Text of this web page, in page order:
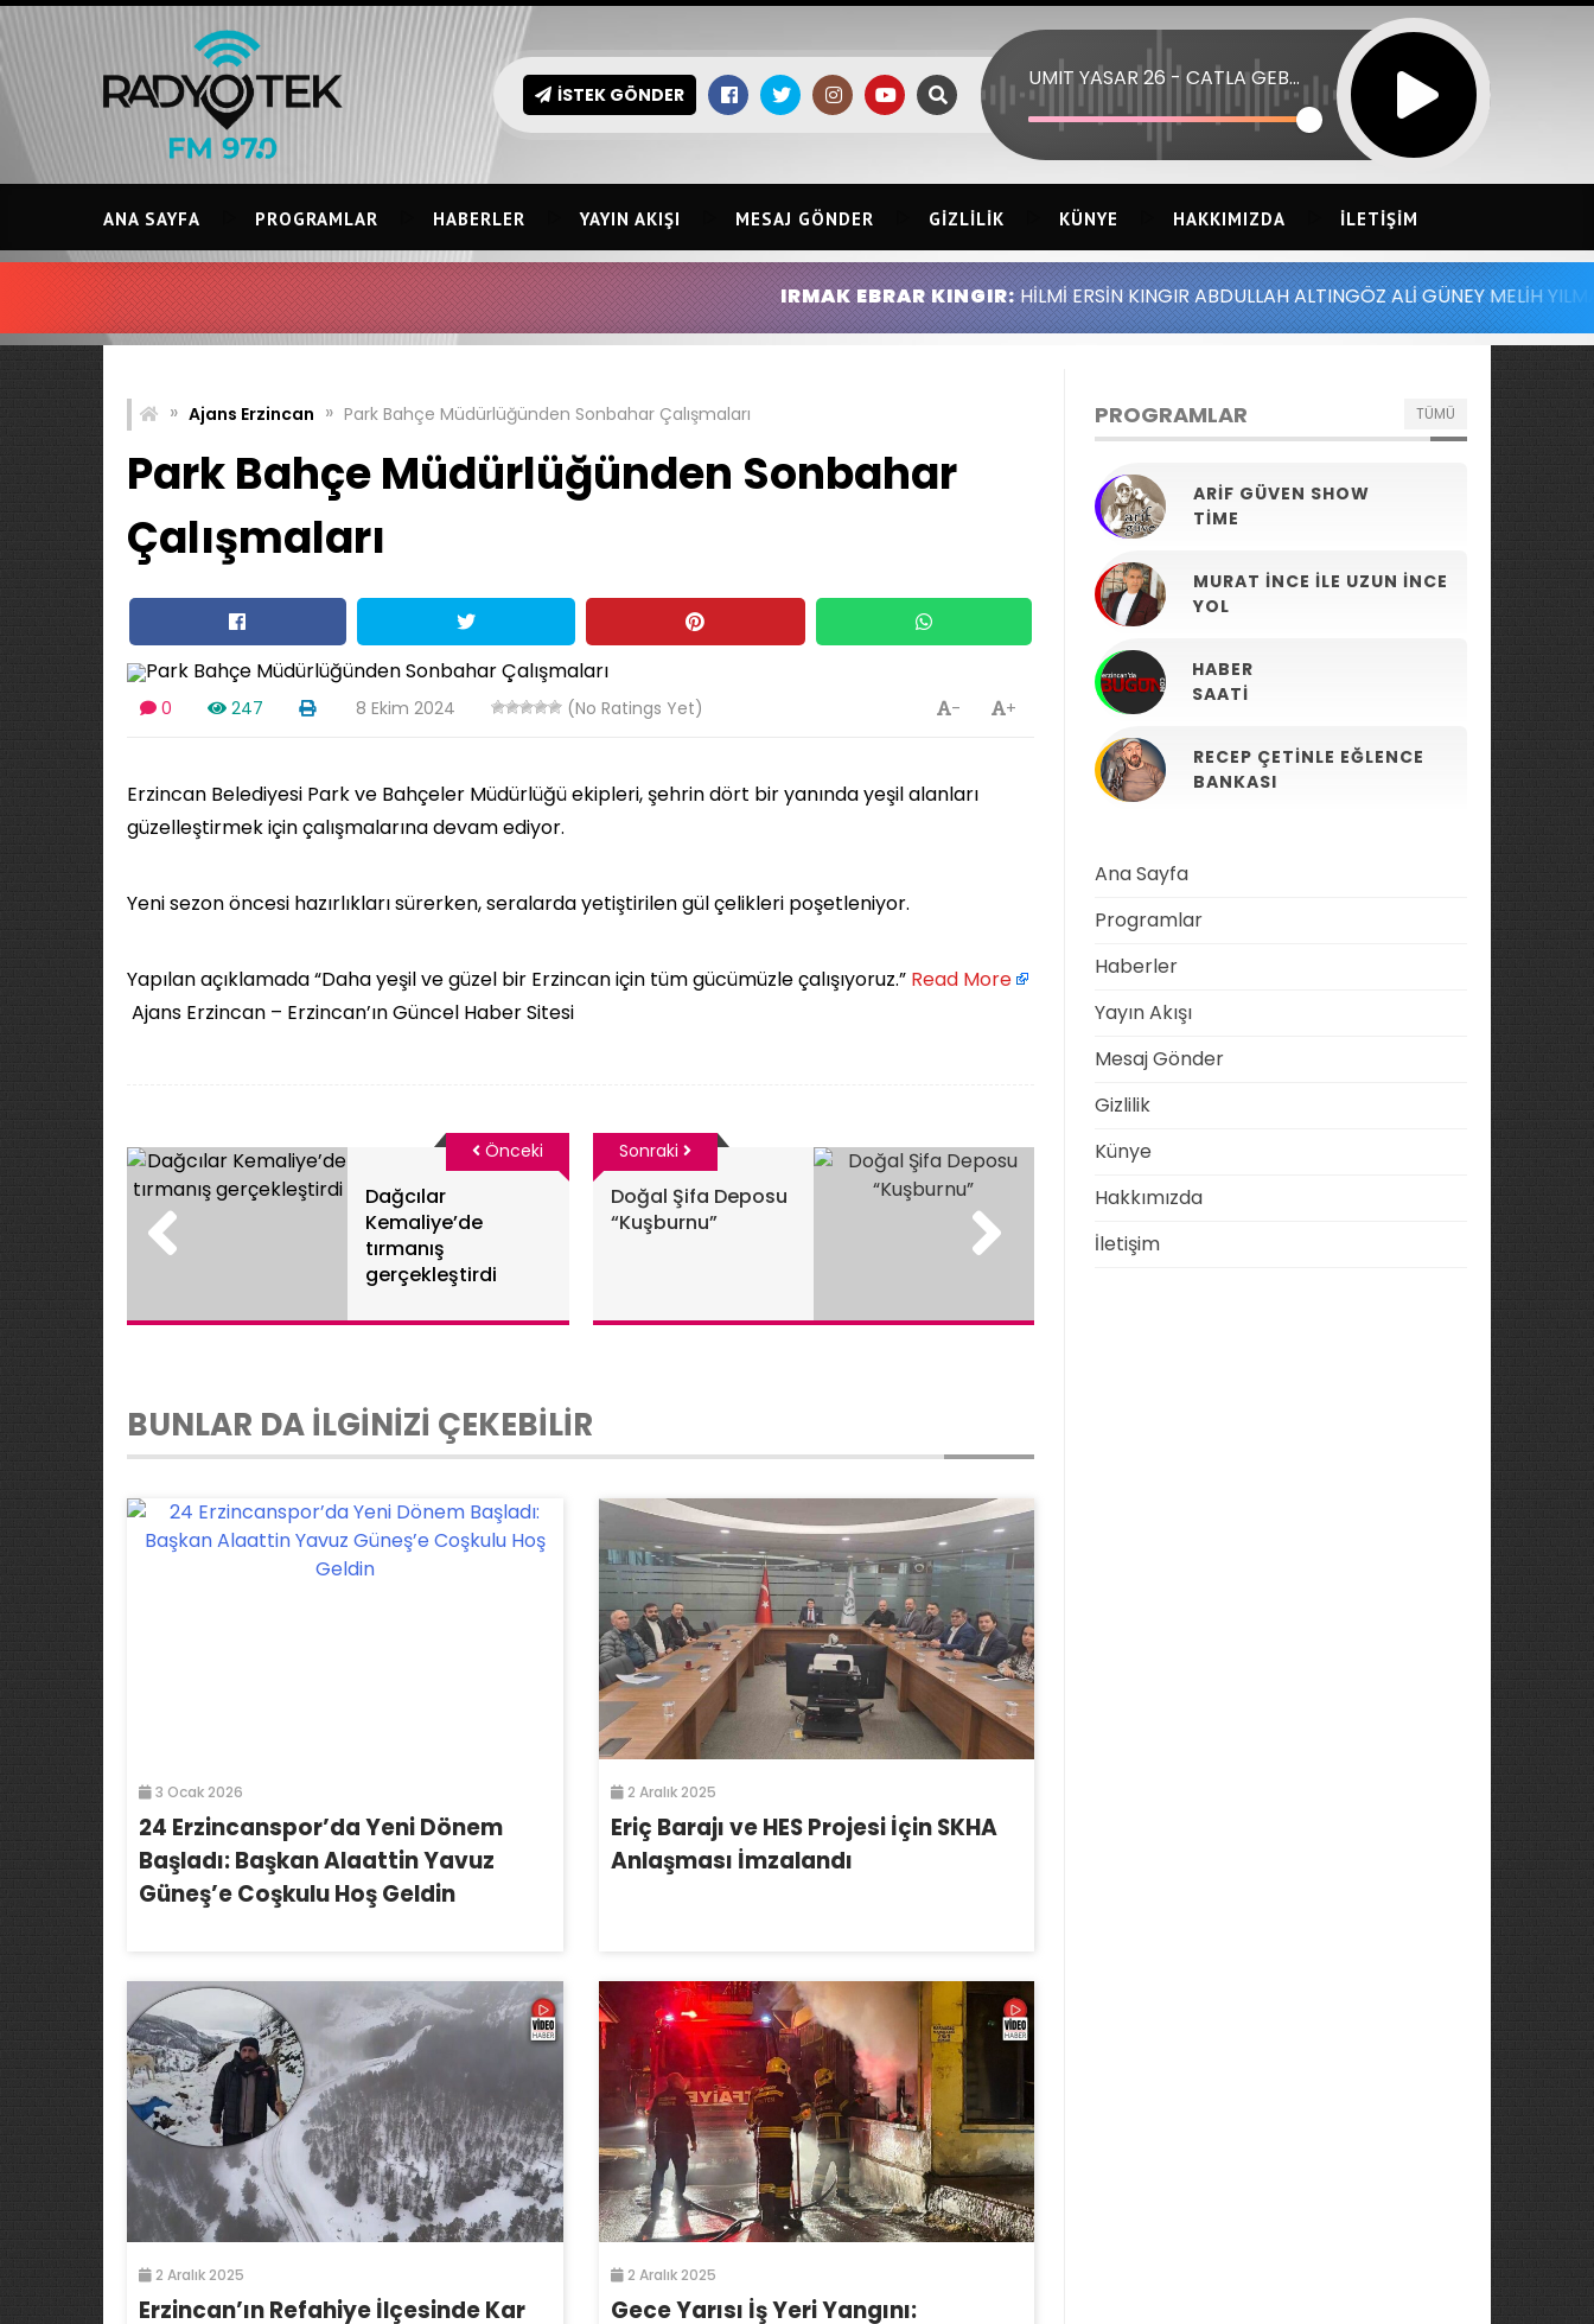
Skip
to
content
İSTEK GÖNDER
UMIT YASAR 26 - CATLA GEBER
ANA SAYFA PROGRAMLAR HABERLER YAYIN AKIŞI MESAJ GÖNDER GIZLILIK KÜNYE HAKKIMIZDA İLETIŞIM
IRMAK EBRAR KINGIR:HİLMİ ERSİN KINGIR ABDULLAH ALTINGÖZ ALİ GÜNEY MELİH YILMAZ SERDAR
» Ajans Erzincan » Park Bahçe Müdürlüğünden Sonbahar Çalışmaları
Park Bahçe Müdürlüğünden Sonbahar
Çalışmaları
0 247 8 Ekim 2024 (No Ratings Yet) +
-
Erzincan Belediyesi Park ve Bahçeler Müdürlüğü ekipleri, şehrin dört bir yanında yeşil alanları
güzelleştirmek için çalışmalarına devam ediyor.
Yeni sezon öncesi hazırlıkları sürerken, seralarda yetiştirilen gül çelikleri poşetleniyor.
Yapılan açıklamada “Daha yeşil ve güzel bir Erzincan için tüm gücümüzle çalışıyoruz.” ​ Read More
Ajans Erzincan – Erzincan’ın Güncel Haber Sitesi
Dağcılar
Kemaliye’de
tırmanış
gerçekleştirdi
Önceki
Doğal Şifa Deposu
“Kuşburnu”
Sonraki
BUNLAR DA İLGİNİZİ ÇEKEBİLİR
3 Ocak 2026
24 Erzincanspor’da Yeni Dönem
Başladı: Başkan Alaattin Yavuz
Güneş’e Coşkulu Hoş Geldin
2 Aralık 2025
Eriç Barajı ve HES Projesi İçin SKHA
Anlaşması İmzalandı
2 Aralık 2025
Erzincan’ın Refahiye İlçesinde Kar
2 Aralık 2025
Gece Yarısı İş Yeri Yangını:
PROGRAMLAR TÜMÜ
ARIF GÜVEN SHOW
TIME
MURAT İNCE ILE UZUN İNCE
YOL
HABER
SAATI
RECEP ÇETINLE EĞLENCE
BANKASI
Ana Sayfa
Programlar
Haberler
Yayın Akışı
Mesaj Gönder
Gizlilik
Künye
Hakkımızda
İletişim